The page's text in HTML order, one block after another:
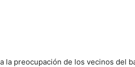
la preocupación de los vecinos del